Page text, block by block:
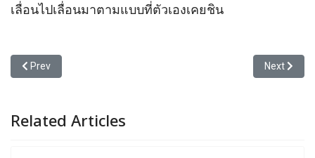
เลื่อนไปเลื่อนมาตามแบบที่ตัวเองเคยชิน
Previous article: จำนวนเซลล์สูตรเดียว
Prev Next
Next
Related Articles